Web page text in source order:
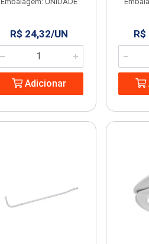
R$ 24,32/UN
Adicionar